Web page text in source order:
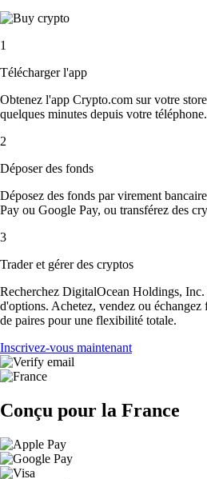
1
Télécharger l'app
Obtenez l'app Crypto.com sur votre
quelques minutes depuis votre téléphone.
2
Déposer des fonds
Déposez des fonds par virement
Pay ou Google Pay, ou transférez des
3
Trader et gérer des cryptos
Recherchez DigitalOcean Holdings,
d'options. Achetez, vendez ou échangez
de paires pour une flexibilité totale.
Inscrivez-vous maintenant
Conçu pour la France